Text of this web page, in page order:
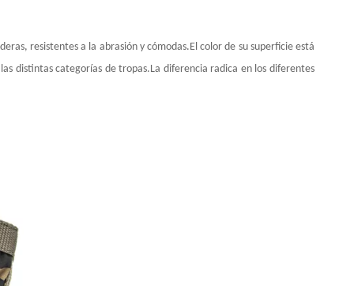
resistentes a la abrasión y cómodas.El color de su superficie está
distintas categorías de tropas.La diferencia radica en los diferentes